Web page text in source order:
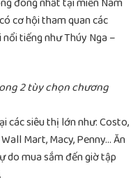
cơ hội tham quan các
tiếng như Thúy Nga –
2 tùy chọn chương
các siêu thị lớn như: Costo,
Mart, Macy, Penny… Ăn
mua sắm đến giờ tập